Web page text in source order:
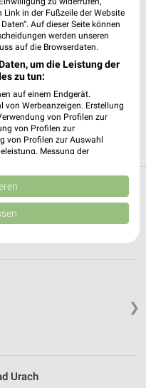
bei neuen Prospekten
planen
SPAREN!
mit Angeboten in
❯
Urach
in der Fußzeile der Website
Auf dieser Seite können
werden unseren
auf die Browserdaten.
um die Leistung der
zu tun:
auf einem Endgerät.
von Werbeanzeigen. Erstellung
von Profilen zur
von Profilen zur
von Profilen zur Auswahl
Messung der
Quellen. Entwicklung und
Daten zur Auswahl
weitergegeben und in die